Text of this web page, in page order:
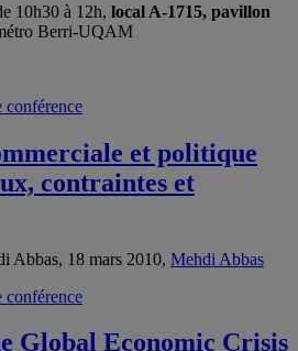
10h30 à 12h, local A-1715, pavillon
Berri-UQAM
conférence
et politique
contraintes et
Abbas, 18 mars 2010, Mehdi Abbas
conférence
Global Economic Crisis